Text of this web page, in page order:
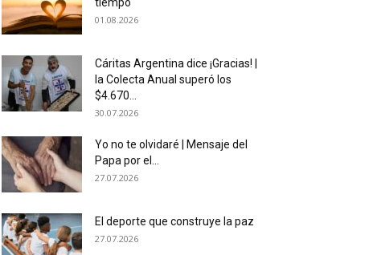
01.08.2026
Cáritas Argentina dice ¡Gracias! |
la Colecta Anual superó los
$4.670...
30.07.2026
Yo no te olvidaré | Mensaje del
Papa por el...
27.07.2026
El deporte que construye la paz
27.07.2026